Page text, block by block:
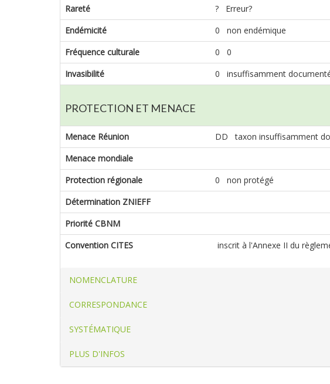
Rareté
? Erreur?
Endémicité
0 non endémique
Fréquence culturale
0 0
Invasibilité
0 insuffisamment
PROTECTION ET MENACE
Menace Réunion
DD taxon insuffisamment
Menace mondiale
Protection régionale
0 non protégé
Détermination ZNIEFF
Priorité CBNM
Convention CITES
inscrit à l'Annexe II du
NOMENCLATURE
CORRESPONDANCE
SYSTÉMATIQUE
PLUS D'INFOS